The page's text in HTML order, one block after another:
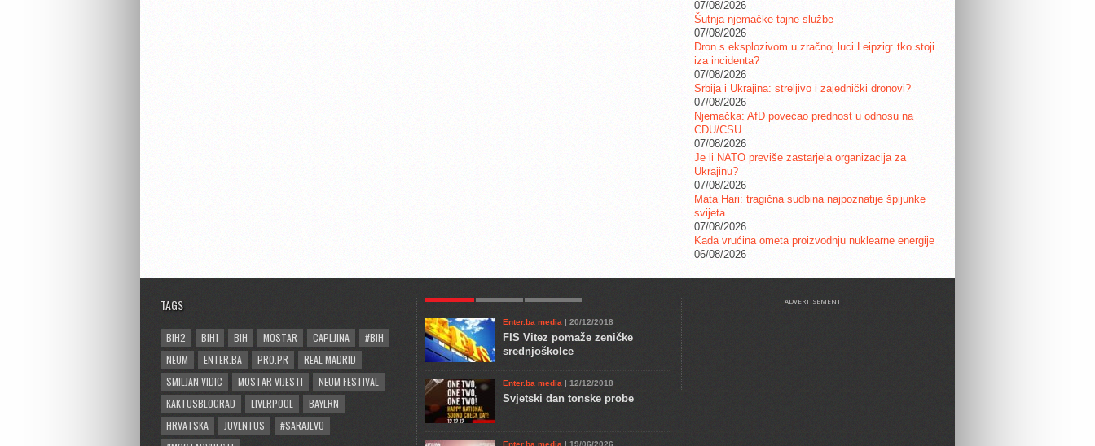
07/08/2026
Šutnja njemačke tajne službe
07/08/2026
Dron s eksplozivom u zračnoj luci Leipzig: tko stoji
iza incidenta?
07/08/2026
Srbija i Ukrajina: streljivo i zajednički dronovi?
07/08/2026
Njemačka: AfD povećao prednost u odnosu na
CDU/CSU
07/08/2026
Je li NATO previše zastarjela organizacija za
Ukrajinu?
07/08/2026
Mata Hari: tragična sudbina najpoznatije špijunke
svijeta
07/08/2026
Kada vrućina ometa proizvodnju nuklearne energije
06/08/2026
TAGS
BIH2 BIH1 BIH MOSTAR CAPLJINA
#BIH
NEUM
ENTER.BA PRO.PR
REAL MADRID
SMILJAN VIDIC
MOSTAR VIJESTI
NEUM FESTIVAL
KAKTUSBEOGRAD
LIVERPOOL
BAYERN
HRVATSKA
JUVENTUS
#SARAJEVO
Enter.ba media | 20/12/2018
FIS Vitez pomaže zeničke
srednjoškolce
Enter.ba media | 12/12/2018
Svjetski dan tonske probe
Enter.ba media | 19/06/2026
ADVERTISEMENT